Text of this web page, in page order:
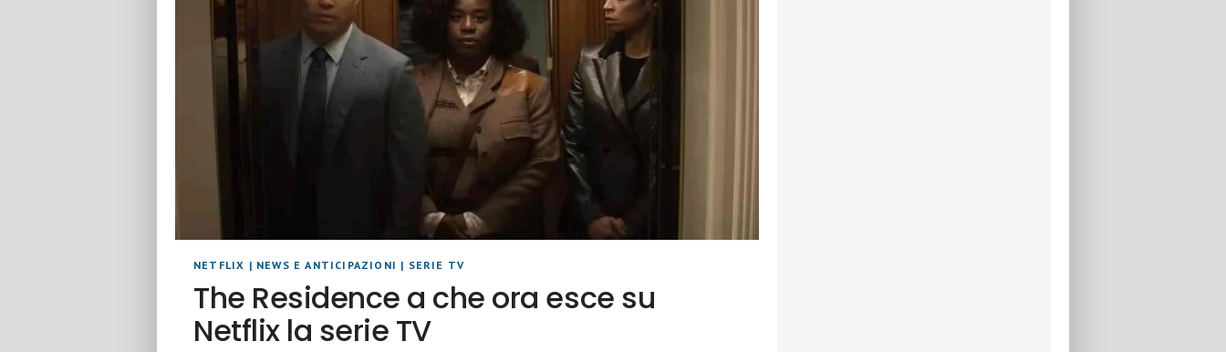
NETFLIX | NEWS E ANTICIPAZIONI | SERIE TV
The Residence a che ora esce su
Netflix la serie TV